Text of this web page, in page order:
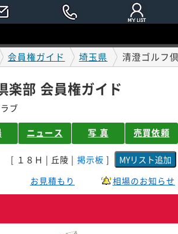
会員権ガイド 埼玉県 清澄ゴルフ
楽部 会員権ガイド
ブ
ニュース 写 真 売買依頼
[ １８Ｈ | 丘陵 | 掲示板 ]
お見積もり
相場のお知らせ